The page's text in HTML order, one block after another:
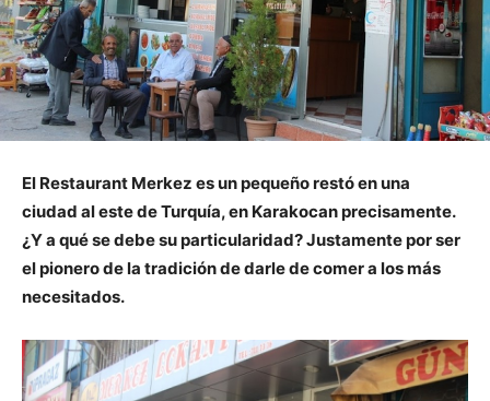
El Restaurant Merkez es un pequeño restó en una
ciudad al este de Turquía, en Karakocan precisamente.
¿Y a qué se debe su particularidad? Justamente por ser
el pionero de la tradición de darle de comer a los más
necesitados.